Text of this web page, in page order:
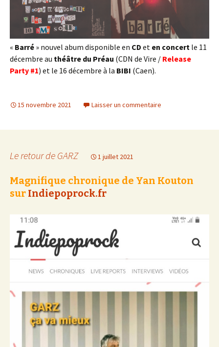
« Barré » nouvel abum disponible en CD et en concert le 11
décembre au théâtre du Préau (CDN de Vire / Release
Party #1) et le 16 décembre à la BIBI (Caen).
15 novembre 2021 Laisser un commentaire
Le retour de GARZ 1 juillet 2021
Magnifique chronique de Yan Kouton
sur Indiepoprock.fr